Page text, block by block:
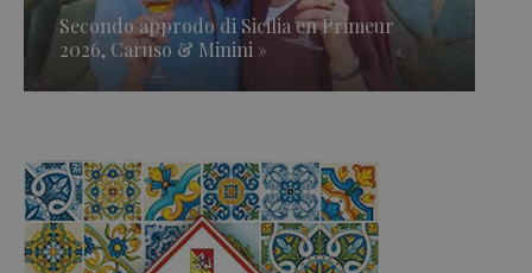
Secondo approdo di Sicilia en Primeur
2026, Caruso & Minini »